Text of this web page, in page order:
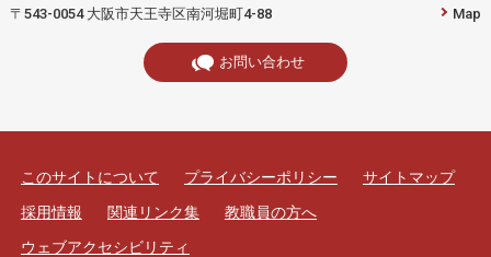
〒543-0054 大阪市天王寺区南河堀町4-88 Map
お問い合わせ
このサイトについて プライバシーポリシー
サイトマップ
採用情報
関連リンク集
教職員の方へ
ウェブアクセシビリティ